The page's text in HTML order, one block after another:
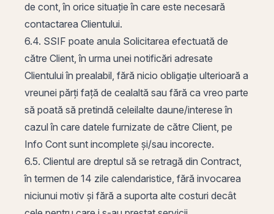
de cont, în orice situație în care este necesară
contactarea Clientului.
6.4. SSIF poate anula Solicitarea efectuată de
către Client, în urma unei notificări adresate
Clientului în prealabil, fără nicio obligație ulterioară a
vreunei părți față de cealaltă sau fără ca vreo parte
să poată să pretindă celeilalte daune/interese în
cazul în care datele furnizate de către Client, pe
Info Cont sunt incomplete și/sau incorecte.
6.5. Clientul are dreptul să se retragă din Contract,
în termen de 14 zile calendaristice, fără invocarea
niciunui motiv și fără a suporta alte costuri decât